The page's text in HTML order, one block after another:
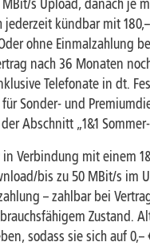
s Upload, danach je
kündbar mit
ohne Einmalzahlung
nach 36 Monaten
Telefonate in dt.
Sonder- und
Abschnitt „1&1
in Verbindung mit einem
bis zu 50 MBit/s
– zahlbar bei
sodass sie sich auf